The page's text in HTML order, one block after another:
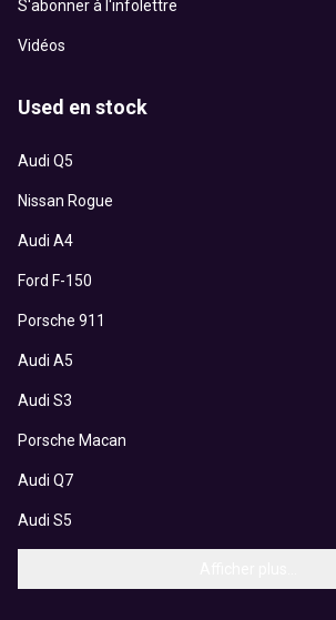
S'abonner à l'infolettre
Vidéos
Used en stock
Audi Q5
Nissan Rogue
Audi A4
Ford F-150
Porsche 911
Audi A5
Audi S3
Porsche Macan
Audi Q7
Audi S5